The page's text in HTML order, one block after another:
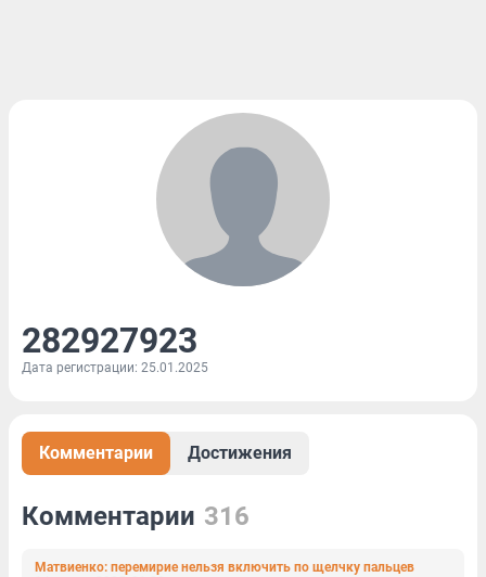
282927923
Дата регистрации: 25.01.2025
Комментарии Достижения
Комментарии 316
Матвиенко: перемирие нельзя включить по щелчку пальцев